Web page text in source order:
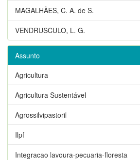
MAGALHÃES, C. A. de S.
VENDRUSCULO, L. G.
Assunto
Agricultura
Agricultura Sustentável
Agrossilvipastoril
Ilpf
Integracao lavoura-pecuaria-floresta